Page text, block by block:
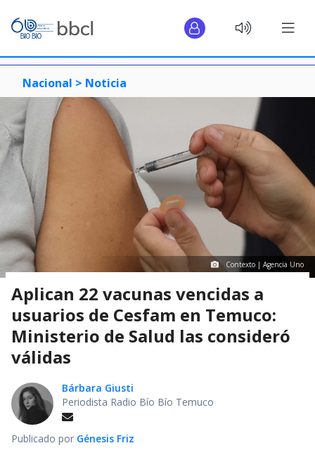
Nacional > Noticia
Contexto | Agencia Uno
Aplican 22 vacunas vencidas a
usuarios de Cesfam en Temuco:
Ministerio de Salud las consideró
válidas
Bárbara Giusti
Periodista Radio Bío Bío Temuco
Publicado por Génesis Friz